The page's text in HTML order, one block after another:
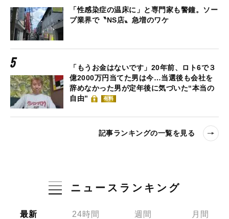
「性感染症の温床に」と専門家も警鐘。ソー
プ業界で〝NS店〟急増のワケ
「もうお金はないです」20年前、ロト6で３
億2000万円当てた男は今…当選後も会社を
辞めなかった男が定年後に気づいた“本当の
自由”
有料
記事ランキングの一覧を見る
ニュースランキング
最新 24時間 週間 月間